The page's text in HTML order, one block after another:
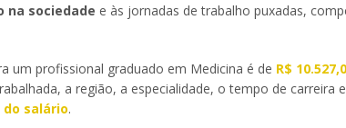
na sociedade e às jornadas de trabalho puxadas,
um profissional graduado em Medicina é de R$
a região, a especialidade, o tempo de carreira
salário.